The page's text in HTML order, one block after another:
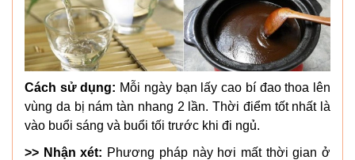
Cách sử dụng: Mỗi ngày bạn lấy cao bí đao thoa lên
vùng da bị nám tàn nhang 2 lần. Thời điểm tốt nhất là
vào buổi sáng và buổi tối trước khi đi ngủ.
>> Nhận xét: Phương pháp này hơi mất thời gian ở